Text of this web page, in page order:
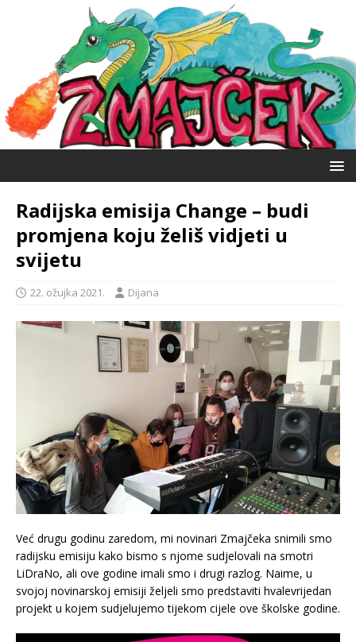
Radijska emisija Change – budi
promjena koju želiš vidjeti u
svijetu
22. ožujka 2021. Dijana
Već drugu godinu zaredom, mi novinari Zmajčeka snimili smo
radijsku emisiju kako bismo s njome sudjelovali na smotri
LiDraNo, ali ove godine imali smo i drugi razlog. Naime, u
svojoj novinarskoj emisiji željeli smo predstaviti hvalevrijedan
projekt u kojem sudjelujemo tijekom cijele ove školske godine.